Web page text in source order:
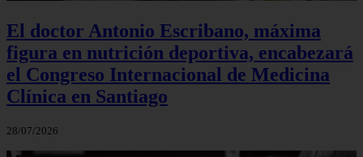
El doctor Antonio Escribano, máxima
figura en nutrición deportiva, encabezará
el Congreso Internacional de Medicina
Clínica en Santiago
28/07/2026